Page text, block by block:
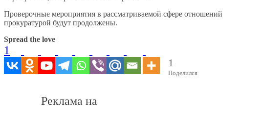
Проверочные мероприятия в рассматриваемой сфере отношений
прокуратурой будут продолжены.
Spread the love
1
1
Поделился
Реклама на